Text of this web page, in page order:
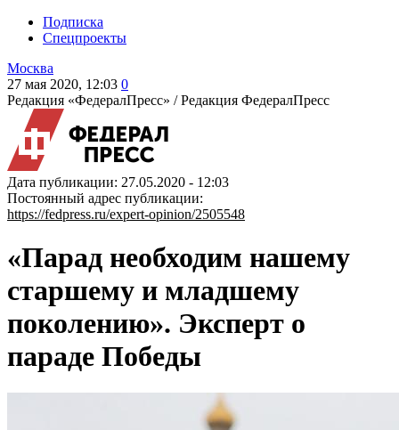
Подписка
Спецпроекты
Москва
27 мая 2020, 12:03 0
Редакция «ФедералПресс» /Редакция ФедералПресс
Дата публикации: 27.05.2020 - 12:03
Постоянный адрес публикации:
https://fedpress.ru/expert-opinion/2505548
«Парад необходим нашему
старшему и младшему
поколению». Эксперт о
параде Победы